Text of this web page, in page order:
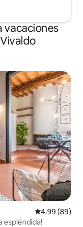
vacaciones
Calificación
4.99 (89)
espléndida!